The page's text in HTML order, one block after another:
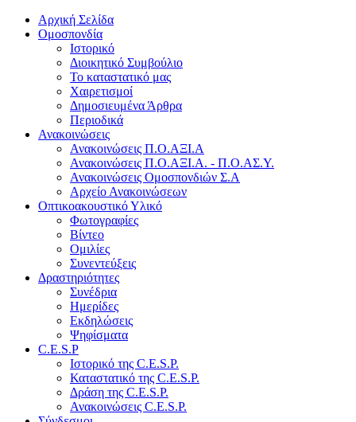
Αρχική Σελίδα
Ομοσπονδία
Ιστορικό
Διοικητικό Συμβούλιο
Το καταστατικό μας
Χαιρετισμοί
Δημοσιευμένα Άρθρα
Περιοδικά
Ανακοινώσεις
Ανακοινώσεις Π.Ο.ΑΞΙ.Α
Ανακοινώσεις Π.Ο.ΑΞΙ.Α. - Π.Ο.ΑΣ.Υ.
Ανακοινώσεις Ομοσπονδιών Σ.Α
Αρχείο Ανακοινώσεων
Οπτικοακουστικό Υλικό
Φωτογραφίες
Βίντεο
Ομιλίες
Συνεντεύξεις
Δραστηριότητες
Συνέδρια
Ημερίδες
Εκδηλώσεις
Ψηφίσματα
C.E.S.P
Ιστορικό της C.E.S.P.
Καταστατικό της C.E.S.P.
Δράση της C.E.S.P.
Ανακοινώσεις C.E.S.P.